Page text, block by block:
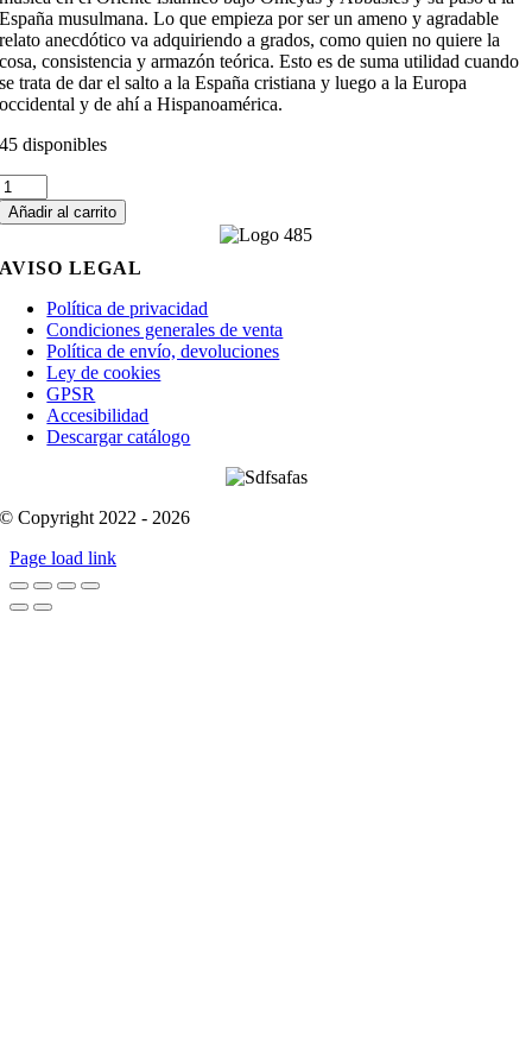
España musulmana. Lo que empieza por ser un ameno y agradable
relato anecdótico va adquiriendo a grados, como quien no quiere la
cosa, consistencia y armazón teórica. Esto es de suma utilidad cuando
se trata de dar el salto a la España cristiana y luego a la Europa
occidental y de ahí a Hispanoamérica.
45 disponibles
Añadir al carrito
AVISO LEGAL
Política de privacidad
Condiciones generales de venta
Política de envío, devoluciones
Ley de cookies
GPSR
Accesibilidad
Descargar catálogo
© Copyright 2022 - 2026
Page load link